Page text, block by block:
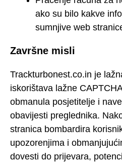
ako su bilo kakve
sumnjive web
Završne misli
Trackturbonest.co.in je
iskorištava lažne
obmanula posjetitelje i
obavijesti preglednika.
stranica bombardira
upozorenjima i
dovesti do prijevara,